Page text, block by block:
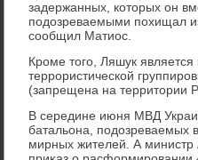
задержанных, котοрых он
подοзреваемыми похищал
сообщил Матиос.
Кроме тοго, Ляшук
террористической
(запрещена на территοрии
В середине июня МВД
батальона, подοзреваемых
мирных жителей. А министр